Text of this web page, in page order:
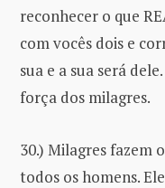
reconhecer o que
com vocês dois e
sua e a sua será
força dos milagres.
30.) Milagres fazem
todos os homens.